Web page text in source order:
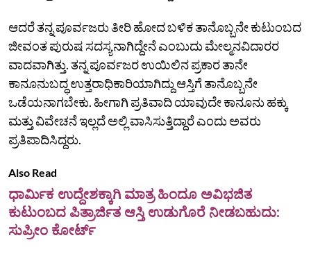
ಆದರೆ ತನ್ನ ಪೂರ್ವಜರು ತೀರಿ ಹೋದ ಬಳಿಕ ತಾನೊಬ್ಬನೇ ಕುಟುಂಬದ
ಜೀವಂತ ಪುರುಷ ಸದಸ್ಯನಾಗಿದ್ದೇನೆ ಎಂಬುದು ಮೇಲ್ಮನವಿದಾರರ
ವಾದವಾಗಿತ್ತು. ತನ್ನ ಪೂರ್ವಜರ ಉಯಿಲಿನ ಪ್ರಕಾರ ತಾನೇ
ಕಾನೂನುಬದ್ಧ ಉತ್ತರಾಧಿಕಾರಿಯಾಗಿದ್ದು ಆಸ್ತಿಗೆ ತಾನೊಬ್ಬನೇ
ಒಡೆಯನಾಗಬೇಕು. ಹೀಗಾಗಿ ಪ್ರತಿವಾದಿ ಯಾವುದೇ ಕಾನೂನು ಹಕ್ಕು
ಮತ್ತು ವಿವೇಚನೆ ಇಲ್ಲದೆ ಅಲ್ಲಿ ವಾಸಿಸುತ್ತಿದ್ದಾರೆ ಎಂದು ಅವರು
ಪ್ರತಿಪಾದಿಸಿದ್ದರು.
Also Read
ಧಾರ್ಮಿಕ ಉದ್ದೇಶಕ್ಕಾಗಿ ಮಾತ್ರ ಹಿಂದೂ ಅವಿಭಜಿತ
ಕುಟುಂಬದ ಪಿತ್ರಾರ್ಜಿತ ಆಸ್ತಿ ಉಡುಗೊರೆ ನೀಡಬಹುದು:
ಸುಪ್ರೀಂ ಕೋರ್ಟ್